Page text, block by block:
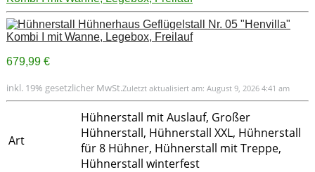
679,99 €
inkl. 19% gesetzlicher MwSt.Zuletzt aktualisiert am: August 9, 2026 4:41 am
Art
Hühnerstall mit Auslauf, Großer
Hühnerstall, Hühnerstall XXL, Hühnerstall
für 8 Hühner, Hühnerstall mit Treppe,
Hühnerstall winterfest